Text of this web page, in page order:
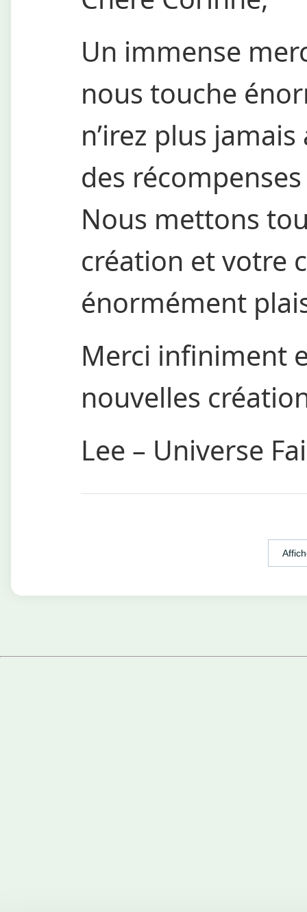
Un immense
nous touche
n’irez plus
des
Nous mettons
création et votre
énormément
Merci infiniment
nouvelles
Lee – Universe